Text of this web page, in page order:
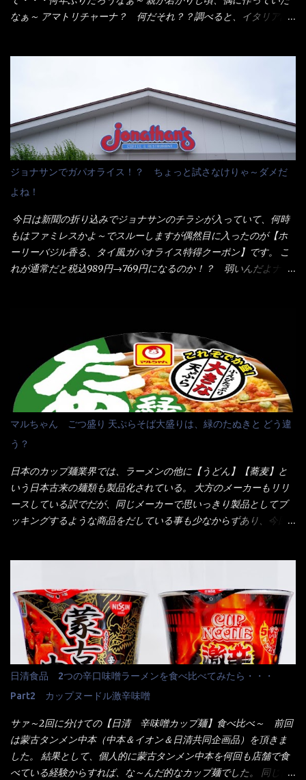
それなばらと冷蔵庫にあった、黒豆モヤシ・韮・生卵を用意しま
け、韮の葉の部分をドサッと乗せて調味油を入れて完成です。 ど
うでしょう？ 見た目 Goodデザイン賞じゃない！？ 笑 マルタ
イのHPを見ると・・・（引用） めんは、ノンフライ・ノンスチー
ム製法で仕上げた、生めんに近い風味のストレートめんです。 豚
の旨味に数種類の唐辛子、ニンニクを加えた辛さとコクが凝縮さ
れた醤油ベースのスープです。 調味油に赤ラー油とごま油を使用
することに風味と辛さを引き立たせています。 調味油をスープ
全体に馴染ませるために、箸で麺と具を持ち上げて・・・ ええや
ないかぁ～ モヤシが黒豆モヤシだから細身で熱を加えてもへた
りづらい！（緑豆モヤシだと太くて熱加えるとダラーっとなるん
だよ） それに細ストレート麺とモヤシが良いバランスで・・・
韮の緑と卵の黄色も相まって・・・映える...
なぁ～ アマトリチャーナ？ 何だそれ？？調べると、イタリア語
ブン皿で焼いて、大凡の目安で小分けにしているようで、パック
をよーく見たら表面のチーズの乗り具合に結構な差が出てい
た・・・チーズに焦げ目が付いているのを、しっかり確認し買う
ことをオススメします。（取り分け量にも若干有り差がでてるだ
ろう） 早速タバスコを振りかけて食べてみると・・・結構美味し
いよ！ 久しぶりだな～ホワイトソースとマカロニの絡まった食
感・・・懐かしい～ 今回ダイソーのカレー用のスプーンを使って
みたら、これが凄くうまくすくえるんだよねぇ～（このスプーン
当たりだね） 今回新作のグラタンを頂きましたが、まずまずの美
味しさとダイソーのカレースプーンの。すくい上げ力の良さを再
度認識できました。
ジョナサンでガパオライス！？ ちょっと試さなけりゃ～ダメだ
よね！
今日は新聞の折り込みでジョナサンのチラシが入っていて、何時
もはファミレスかよ～でスルーしますが偶然目に入ったのが【ホ
ーリーバジル香る、タイ風ガパオライス特得クーポン】です。 こ
れが通常だと税込989円→769円になるのか！？ 弱いんだよナァ
に行っても同じメニュー同じ味のファミレスには行きません。 最
近は、ステーキガストに試しに行ったぐらいです。（肉が喰いた
くて） しかし最近のファミレスは合理化が進み、店員さんもフロ
ア担当は2人程度しか居ないんだよねぇ～ それに注文はタッチパ
ネル！！ 凄いよなぁ～ 20年位前は、フロア担当だけでも5人は
居たと思うけど・・・ 判らず店員さんを呼ぶピンポンを・・・ク
ーポンなんだけどと伝えると、丁寧にタッチパネルで～と教えて
くれたが、何故かタッチパネルがクーポンを受け付けない！！ 店
員さんも、アレー？といいながら私が受け付けますので・・・と
消えていった。 タッチパネルのやつ、安いのは嫌うんだな！？こ
のヤロー！ 待つ事暫し・・・10分は越えたと思うけど・・・出て
来ました。 こちらが本日のサラメシ【ホーリーバジル香る、タイ
いた）が料理に必ず付いてきたものです。 でも流石にファミレ
スでは・・・それは無いね！残念だ～ 今回はすかいらーくグルー
プで、タイ料理をどの様に再現して提供しているか？を見るだけ
だなぁ～ 因みにガパオ＝ホーリーバジルなのです。 肉は通常チ
キンが多く豚や牛もあります。 肉は挽肉みたいなミンチではな
く、粗挽きの肉になるんです。 それに現地バンコクでは、卵は固
焼きが本来です。 今回はほぼ全熟の目玉焼きで、これは日本風
オタイなのと比べれば薄め？ やっぱり調味料の【スパイスガール
ズ】が必要だナァ～ 笑 私は、ブリッキーヌの粉末をよく掛け辛
く...
マルちゃん ごつ盛り 天ぷらそば大盛りは、緑のたぬきと どう違
う？
日本のカップ麺業界では、ラーメンの他に【うどん】【蕎麦】と
いう日本古来の麺類も製品化されている。 大方のメーカーもリリ
ースしている訳でだが、同じメーカーで思いっきり製品としてブ
ッキングするような商品をだしている事も少なからずあり、今回
ている訳で何故に敢えて本商品をリリースするの？ 確かに販売価
格は、緑のたぬきの実売は108円位で、ごつ盛り天ぷらそばは98円
でした。 殆ど変わらないじゃないか！？ そこで何が違うか・・・
メーカーHPから情報を得てみた。 ■原材料 比較（相手に含まれ
て居ない物質を赤色） ☆緑のたぬき 油揚げめん(小麦粉(国内製
造)、そば粉、植物油脂、植物性たん白、食塩、とろろ芋、卵白)、
かやく(小えびてんぷら、 かまぼこ )、添付調味料(砂糖、食塩、し
ょうゆ、魚介エキス、たん白加水分解物、香辛料、ねぎ、香味油
脂)／加工でん粉、調味料(アミノ酸等)、炭酸カルシウム、カラメ
ル色素、リン酸塩(Na)、増粘多糖類、レシチン、酸化防止剤(ビタ
ミンE)、クチナシ色素、ベニコウジ色素、香料、ビタミンB2、ビ
タミンB1、香辛料抽出物、 カロチン色素 、(一部にえび・小麦・
日清食品 2つの辛口味噌ラーメンを食べ比べてみたら・・・
Part2 カップヌードル激辛味噌
サァ～2回に分けての【日清 辛味噌カップ麺】食べ比べ～ 前回
は蒙古タンメン中本（中本＆イオン＆日清共同企画品）を頂きま
した。 結果として、個人的に蒙古タンメン中本を何回も店舗で食
べている経験からすれば、な～んだ的なカップ麺でした。 同じ日